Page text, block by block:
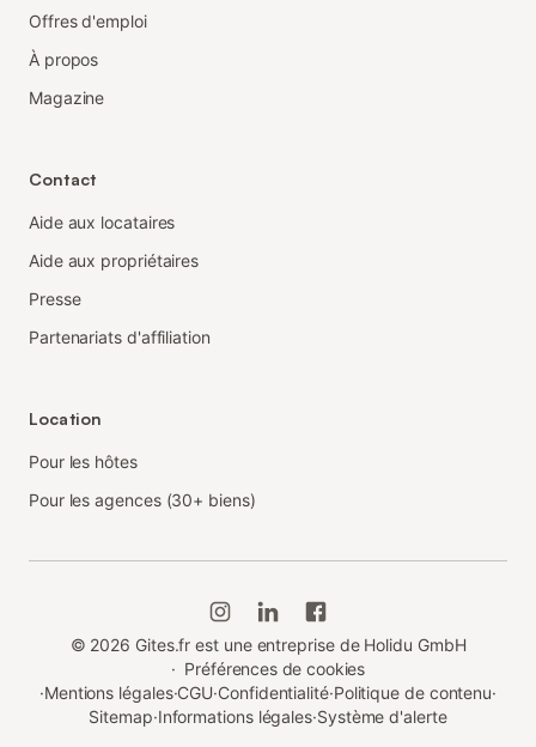
Offres d'emploi
À propos
Magazine
Contact
Aide aux locataires
Aide aux propriétaires
Presse
Partenariats d'affiliation
Location
Pour les hôtes
Pour les agences (30+ biens)
© 2026 Gites.fr est une entreprise de Holidu GmbH
· Préférences de cookies
·Mentions légales·CGU·Confidentialité·Politique de contenu·
Sitemap·Informations légales·Système d'alerte